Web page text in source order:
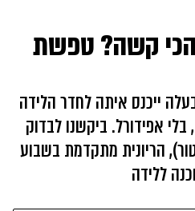
קשה? טפשת
ייכנס איתה לחדר הלידה
אפידורל. ביקשנו לבדוק
הריונית מתקדמת בשבוע